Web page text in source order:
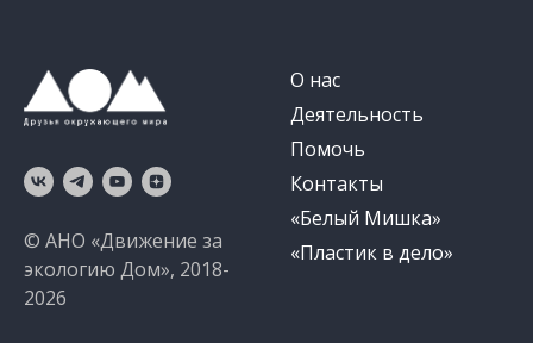
© АНО «Движение за
экологию Дом», 2018-
2026
О нас
Деятельность
Помочь
Контакты
«Белый Мишка»
«Пластик в дело»